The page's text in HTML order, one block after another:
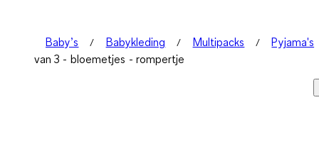
Baby’s Babykleding Multipacks
Pyjama's
van 3 - bloemetjes - rompertje